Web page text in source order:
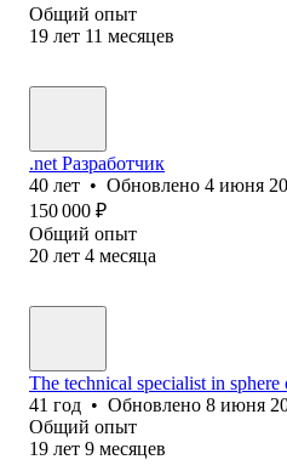
Общий опыт
19 лет 11 месяцев
.net Разработчик
40 лет • Обновлено 4 июня
150 000 ₽
Общий опыт
20 лет 4 месяца
The technical specialist in
41 год • Обновлено 8 июня
Общий опыт
19 лет 9 месяцев